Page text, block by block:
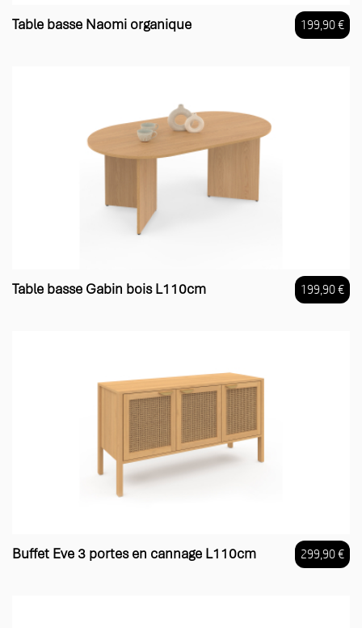
Table basse Naomi organique 199,90 €
Table basse Gabin bois L110cm 199,90 €
Buffet Eve 3 portes en cannage L110cm
Prix
299,90 €